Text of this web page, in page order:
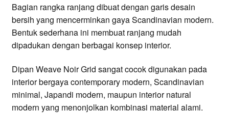
Bagian rangka ranjang dibuat dengan garis desain
bersih yang mencerminkan gaya Scandinavian modern.
Bentuk sederhana ini membuat ranjang mudah
dipadukan dengan berbagai konsep interior.
Dipan Weave Noir Grid sangat cocok digunakan pada
interior bergaya contemporary modern, Scandinavian
minimal, Japandi modern, maupun interior natural
modern yang menonjolkan kombinasi material alami.